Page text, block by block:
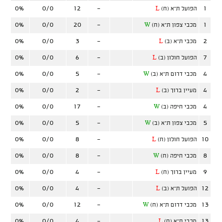
1 הפועל ת"א (ח) L
-
12
0/0
0%
1 מכבי צפון ת"א (ח) W
-
20
0/0
0%
2 מכבי ת"א (ב) L
-
3
0/0
0%
7 הפועל חולון (ב) L
-
6
0/0
0%
4 מכבי דרום ת"א (ב) W
-
5
0/0
0%
4 מעיין ברוך (ב) L
-
2
0/0
0%
4 מכבי חיפה (ב) W
-
17
0/0
0%
5 מכבי צפון ת"א (ב) W
-
5
0/0
0%
10 הפועל חולון (ח) L
-
8
0/0
0%
8 מכבי חיפה (ח) W
-
8
0/0
0%
9 מעיין ברוך (ח) L
-
4
0/0
0%
12 הפועל ת"א (ב) L
-
4
0/0
0%
13 מכבי דרום ת"א (ח) W
-
12
0/0
0%